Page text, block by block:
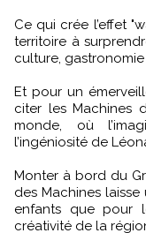
Ce qui crée l’effet
territoire à
culture,
Et pour un
citer les Machines
monde, où
l’ingéniosité de
Monter à bord du
des Machines
enfants que pour
créativité de la